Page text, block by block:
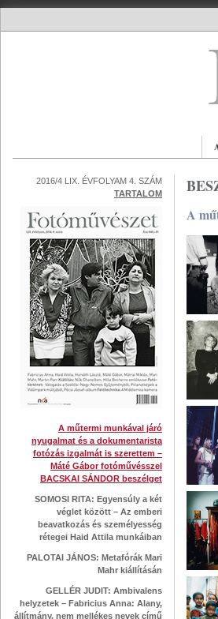
2016/4 LIX. ÉVFOLYAM 4. SZÁM
TARTALOM
A műtermi munkával járó
nyugalmat és a dokumentarista
fotózás izgalmát is szerettem –
Máté Gábor fotóművésszel
BACSKAI SÁNDOR beszélget
SOMOSI RITA: Egyensúly a két
véglet között – Az emberi
beavatkozás és személyesség
rétegei Haid Attila munkáiban
PALOTAI JÁNOS: Metafórák Mari
Mahr kiállításán
GELLÉR JUDIT: Ambivalens
helyzetek – Fabricius Anna: Alany,
állítmány, nem mellékes nevek című
A